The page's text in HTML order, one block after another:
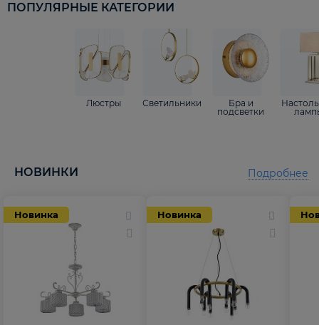
ПОПУЛЯРНЫЕ КАТЕГОРИИ
Люстры Светильники
Бра и
подсветки
НОВИНКИ
Новинка Новинка
Подробнее